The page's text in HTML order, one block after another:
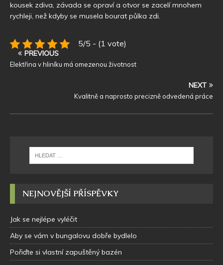
kousek zdiva, závada se opraví a otvor se zacelí mnohem
rychleji, než kdyby se musela bourat půlka zdi.
5/5 - (1 vote)
PREVIOUS
Elektřina v hliníku má omezenou životnost
NEXT
Kvalitně a naprosto precizně odvedená práce
NEJNOVĚJŠÍ PŘÍSPĚVKY
Jak se nejlépe vyléčit
Aby se vám v bungalovu dobře bydlelo
Pořiďte si vlastní zapuštěný bazén